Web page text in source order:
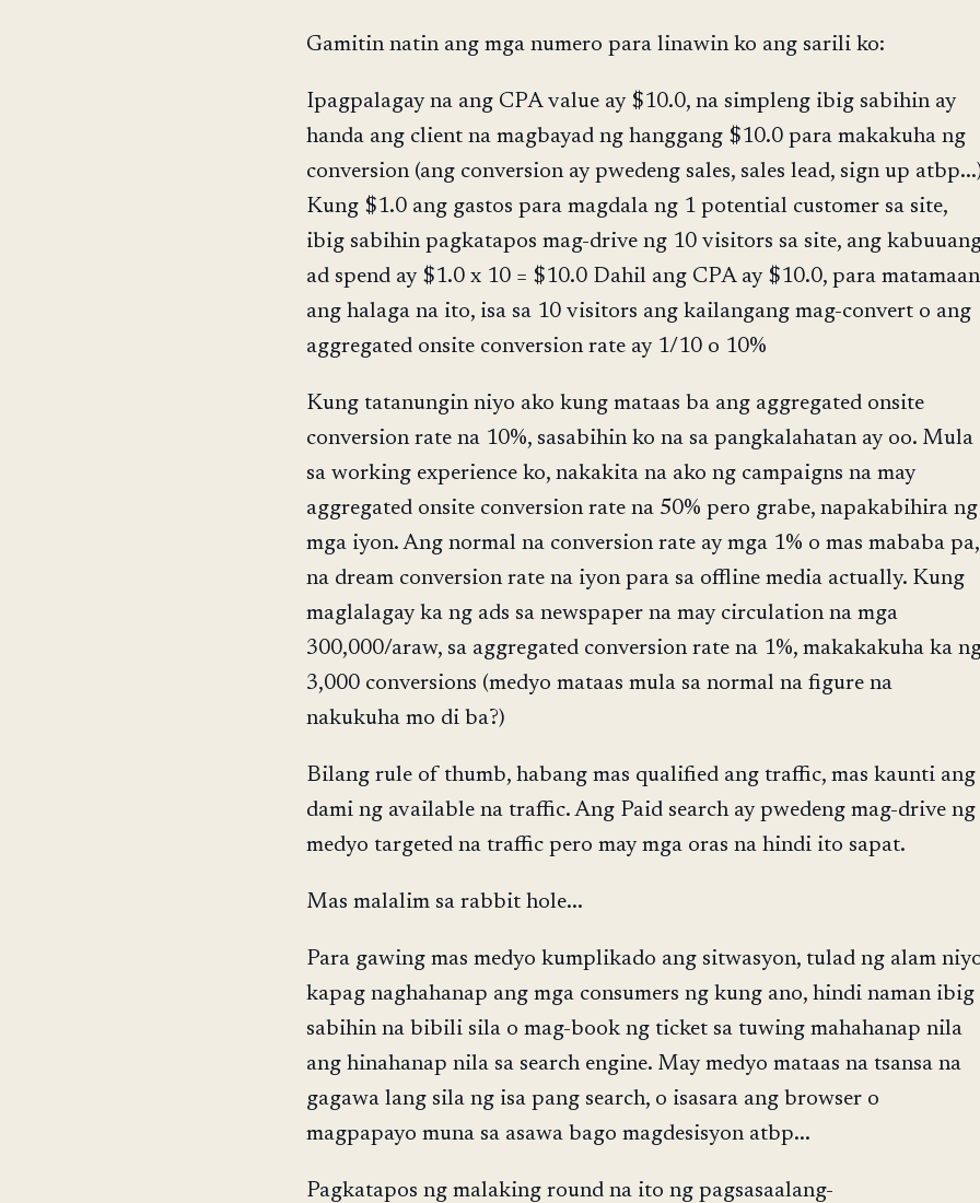
Gamitin natin ang mga numero para linawin ko ang sarili ko:
Ipagpalagay na ang CPA value ay $10.0, na simpleng ibig sabihin ay
handa ang client na magbayad ng hanggang $10.0 para makakuha ng
conversion (ang conversion ay pwedeng sales, sales lead, sign up
Kung $1.0 ang gastos para magdala ng 1 potential customer sa site,
ibig sabihin pagkatapos mag-drive ng 10 visitors sa site, ang
ad spend ay $1.0 x 10 = $10.0 Dahil ang CPA ay $10.0, para matamaan
ang halaga na ito, isa sa 10 visitors ang kailangang mag-convert o ang
aggregated onsite conversion rate ay 1/10 o 10%
Kung tatanungin niyo ako kung mataas ba ang aggregated onsite
conversion rate na 10%, sasabihin ko na sa pangkalahatan ay oo. Mula
sa working experience ko, nakakita na ako ng campaigns na may
aggregated onsite conversion rate na 50% pero grabe, napakabihira ng
mga iyon. Ang normal na conversion rate ay mga 1% o mas mababa pa,
na dream conversion rate na iyon para sa offline media actually. Kung
maglalagay ka ng ads sa newspaper na may circulation na mga
300,000/araw, sa aggregated conversion rate na 1%, makakakuha ka
3,000 conversions (medyo mataas mula sa normal na figure na
nakukuha mo di ba?)
Bilang rule of thumb, habang mas qualified ang traffic, mas kaunti ang
dami ng available na traffic. Ang Paid search ay pwedeng mag-drive ng
medyo targeted na traffic pero may mga oras na hindi ito sapat.
Mas malalim sa rabbit hole...
Para gawing mas medyo kumplikado ang sitwasyon, tulad ng alam
kapag naghahanap ang mga consumers ng kung ano, hindi naman ibig
sabihin na bibili sila o mag-book ng ticket sa tuwing mahahanap nila
ang hinahanap nila sa search engine. May medyo mataas na tsansa na
gagawa lang sila ng isa pang search, o isasara ang browser o
magpapayo muna sa asawa bago magdesisyon atbp...
Pagkatapos ng malaking round na ito ng pagsasaalang-